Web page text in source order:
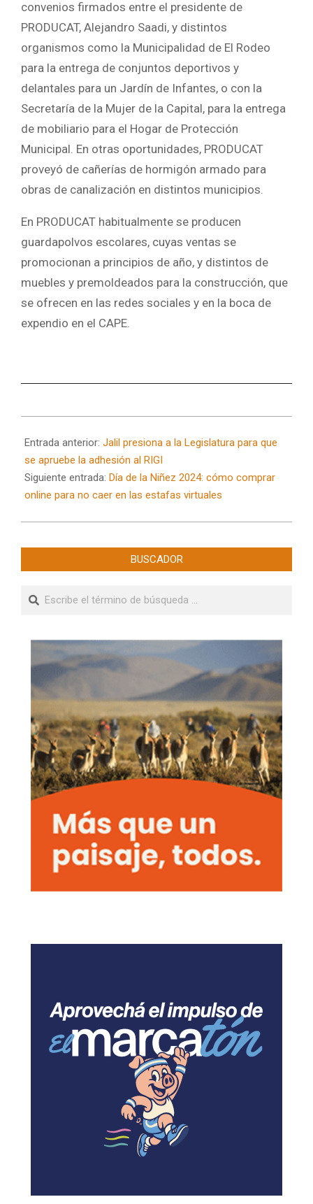
convenios firmados entre el presidente de
PRODUCAT, Alejandro Saadi, y distintos
organismos como la Municipalidad de El Rodeo
para la entrega de conjuntos deportivos y
delantales para un Jardín de Infantes, o con la
Secretaría de la Mujer de la Capital, para la entrega
de mobiliario para el Hogar de Protección
Municipal. En otras oportunidades, PRODUCAT
proveyó de cañerías de hormigón armado para
obras de canalización en distintos municipios.
En PRODUCAT habitualmente se producen
guardapolvos escolares, cuyas ventas se
promocionan a principios de año, y distintos de
muebles y premoldeados para la construcción, que
se ofrecen en las redes sociales y en la boca de
expendio en el CAPE.
08-
14
Entrada anterior: Jalil presiona a la Legislatura para que
se apruebe la adhesión al RIGI
Siguiente entrada: Día de la Niñez 2024: cómo comprar
online para no caer en las estafas virtuales
BUSCADOR